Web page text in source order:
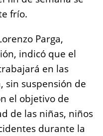
frío.
Parga,
indicó que el
en las
sin suspensión de
el objetivo de
de las niñas, niños
durante la